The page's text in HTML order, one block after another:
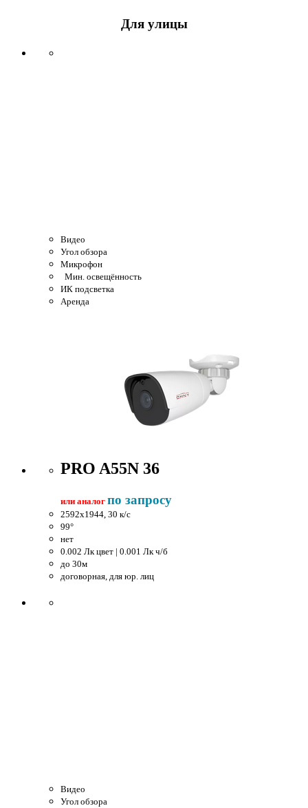
Для улицы
Видео
Угол обзора
Микрофон
Мин. освещённость
ИК подсветка
Аренда
PRO A55N 36
или аналог по запросу
2592x1944, 30 к/c
99°
нет
0.002 Лк цвет | 0.001 Лк ч/б
до 30м
договорная, для юр. лиц
Видео
Угол обзора